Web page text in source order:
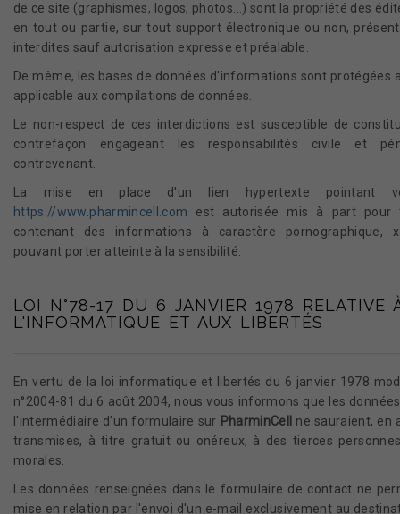
de ce site (graphismes, logos, photos...) sont la propriété des
en tout ou partie, sur tout support électronique ou non,
interdites sauf autorisation expresse et préalable.
De même, les bases de données d'informations sont protégées
applicable aux compilations de données.
Le non-respect de ces interdictions est susceptible de
contrefaçon engageant les responsabilités civile et
contrevenant.
La mise en place d'un lien hypertexte pointant
https://www.pharmincell.com est autorisée mis à part pour
contenant des informations à caractère pornographique,
pouvant porter atteinte à la sensibilité.
LOI N°78-17 DU 6 JANVIER 1978 RELATIVE
L'INFORMATIQUE ET AUX LIBERTÉS
En vertu de la loi informatique et libertés du 6 janvier 1978
n°2004-81 du 6 août 2004, nous vous informons que les
l'intermédiaire d'un formulaire sur PharminCell
ne sauraient, en
transmises, à titre gratuit ou onéreux, à des tierces
morales.
Les données renseignées dans le formulaire de contact ne
mise en relation par l'envoi d'un e-mail exclusivement au